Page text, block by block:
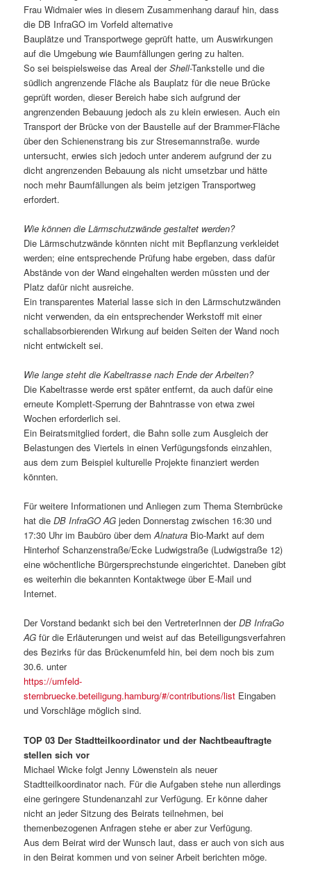
Frau Widmaier wies in diesem Zusammenhang darauf hin, dass
die DB InfraGO im Vorfeld alternative
Bauplätze und Transportwege geprüft hatte, um Auswirkungen
auf die Umgebung wie Baumfällungen gering zu halten.
So sei beispielsweise das Areal derShell-Tankstelle und die
südlich angrenzende Fläche als Bauplatz für die neue Brücke
geprüft worden, dieser Bereich habe sich aufgrund der
angrenzenden Bebauung jedoch als zu klein erwiesen. Auch ein
Transport der Brücke von der Baustelle auf der Brammer-Fläche
über den Schienenstrang bis zur Stresemannstraße. wurde
untersucht, erwies sich jedoch unter anderem aufgrund der zu
dicht angrenzenden Bebauung als nicht umsetzbar und hätte
noch mehr Baumfällungen als beim jetzigen Transportweg
erfordert.
Wie können die Lärmschutzwände gestaltet werden?
Die Lärmschutzwände könnten nicht mit Bepflanzung verkleidet
werden; eine entsprechende Prüfung habe ergeben, dass dafür
Abstände von der Wand eingehalten werden müssten und der
Platz dafür nicht ausreiche.
Ein transparentes Material lasse sich in den Lärmschutzwänden
nicht verwenden, da ein entsprechender Werkstoff mit einer
schallabsorbierenden Wirkung auf beiden Seiten der Wand noch
nicht entwickelt sei.
Wie lange steht die Kabeltrasse nach Ende der Arbeiten?
Die Kabeltrasse werde erst später entfernt, da auch dafür eine
erneute Komplett-Sperrung der Bahntrasse von etwa zwei
Wochen erforderlich sei.
Ein Beiratsmitglied fordert, die Bahn solle zum Ausgleich der
Belastungen des Viertels in einen Verfügungsfonds einzahlen,
aus dem zum Beispiel kulturelle Projekte finanziert werden
könnten.
Für weitere Informationen und Anliegen zum Thema Sternbrücke
hat dieDB InfraGO AG jeden Donnerstag zwischen 16:30 und
17:30 Uhr im Baubüro über demAlnatura Bio-Markt auf dem
Hinterhof Schanzenstraße/Ecke Ludwigstraße (Ludwigstraße 12)
eine wöchentliche Bürgersprechstunde eingerichtet. Daneben gibt
es weiterhin die bekannten Kontaktwege über E-Mail und
Internet.
Der Vorstand bedankt sich bei den VertreterInnen derDB InfraGo
AG für die Erläuterungen und weist auf das Beteiligungsverfahren
des Bezirks für das Brückenumfeld hin, bei dem noch bis zum
30.6. unter
https://umfeld-
sternbruecke.beteiligung.hamburg/#/contributions/list Eingaben
und Vorschläge möglich sind.
TOP 03 Der Stadtteilkoordinator und der Nachtbeauftragte
stellen sich vor
Michael Wicke folgt Jenny Löwenstein als neuer
Stadtteilkoordinator nach. Für die Aufgaben stehe nun allerdings
eine geringere Stundenanzahl zur Verfügung. Er könne daher
nicht an jeder Sitzung des Beirats teilnehmen, bei
themenbezogenen Anfragen stehe er aber zur Verfügung.
Aus dem Beirat wird der Wunsch laut, dass er auch von sich aus
in den Beirat kommen und von seiner Arbeit berichten möge.